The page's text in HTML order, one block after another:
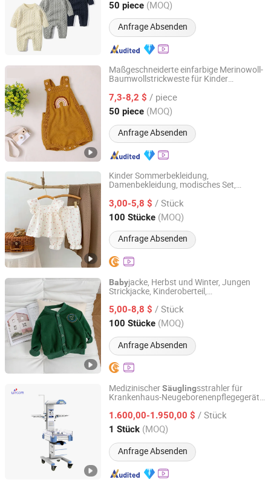
50 piece (MOQ)
Anfrage Absenden
Fujian, China Seit 2022
Maßgeschneiderte einfarbige Merinowoll-
Baumwollstrickweste für Kinder
7,3-8,2 $ / piece
50 piece (MOQ)
Anfrage Absenden
Quanzhou Yilijia International Trade Co., Ltd.
Fujian, China Seit 2022
Kinder Sommerbekleidung,
Damenbekleidung, modisches Set,
Mädchenbekleidung
3,00-5,8 $ / Stück
100 Stücke (MOQ)
Anfrage Absenden
Henan Feishuai Import and Export Trading Co., Ltd.
Henan, China Seit 2025
Babyjacke, Herbst und Winter, Jungen
Strickjacke, Kinderoberteil,
5,00-8,8 $ / Stück
100 Stücke (MOQ)
Anfrage Absenden
Henan Feishuai Import and Export Trading Co., Ltd.
Henan, China Seit 2025
MedizinischerSäuglingsstrahler für
Krankenhaus-Neugeborenenpflegegeräte
1.600,00-1.950,00 $ / Stück
1 Stück (MOQ)
Anfrage Absenden
Wincom Company Ltd.
Hunan, China Seit 2013